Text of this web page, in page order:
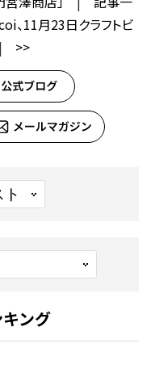
、11月23日クラフトビ
>>
ング